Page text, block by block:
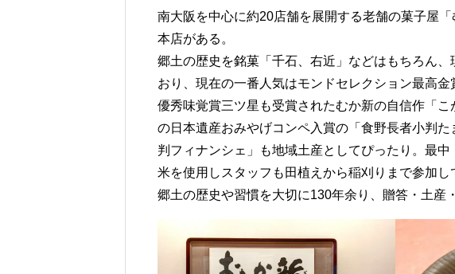
南大阪を中心に約20店舗を展開する老舗の菓子屋
本店がある。
郷土の歴史を銘菓「千石、右近」などはもちろん
おり、現在の一番人気はモンドセレクション最高金
優秀味覚賞三ツ星も受賞されたむか新の自信作「
の日本遺産おみやげコンペ入賞の「食野長者小判
判フィナンシェ」も地域土産としてぴったり。最
米を使用しスタッフも田植えから稲刈りまで参加し
郷土の歴史や習慣を大切に130年余り、贈答・土産